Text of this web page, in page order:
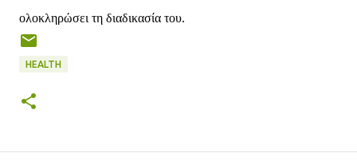
ολοκληρώσει τη διαδικασία του.
HEALTH